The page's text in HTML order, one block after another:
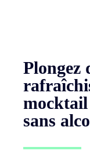
Plongez
sans